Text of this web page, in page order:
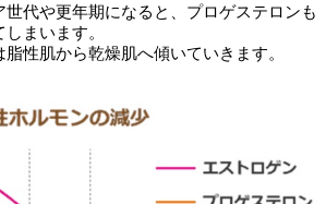
代や更年期になると、プロゲステロンも
まいます。
性肌から乾燥肌へ傾いていきます。